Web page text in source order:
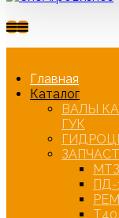
Главная
Каталог
ВАЛЫ
ГУК
МТЗ
ПД-